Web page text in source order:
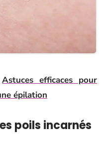
Astuces efficaces pour
épilation
poils incarnés